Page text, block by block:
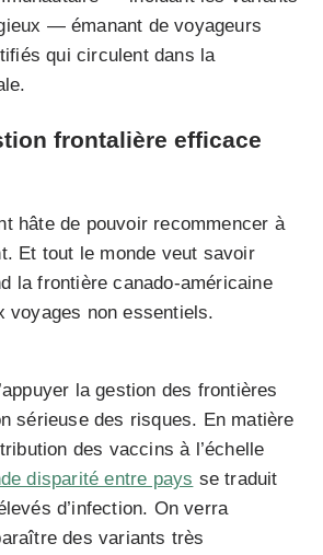
— émanant de voyageurs
qui circulent dans la
frontalière efficace
hâte de pouvoir recommencer à
Et tout le monde veut savoir
la frontière canado-américaine
voyages non essentiels.
la gestion des frontières
sérieuse des risques. En matière
des vaccins à l’échelle
disparité entre pays se traduit
d’infection. On verra
des variants très